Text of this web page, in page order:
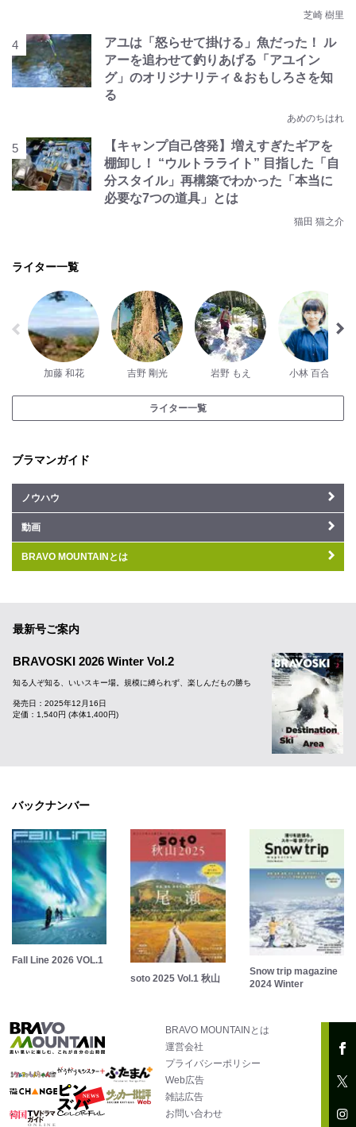
芝崎 樹里
アユは「怒らせて掛ける」魚だった！ ル
アーを追わせて釣りあげる「アユイン
グ」のオリジナリティ＆おもしろさを知
る
あめのちはれ
【キャンプ自己啓発】増えすぎたギアを
棚卸し！ “ウルトラライト” 目指した「自
分スタイル」再構築でわかった「本当に
必要な7つの道具」とは
猫田 猫之介
ライター一覧
加藤 和花 吉野 剛光 岩野 もえ 小林 百合子
ライター一覧
ブラマンガイド
ノウハウ
動画
BRAVO MOUNTAINとは
最新号ご案内
BRAVOSKI 2026 Winter Vol.2
知る人ぞ知る、いいスキー場。規模に縛られず、楽しんだもの勝ち
発売日：2025年12月16日
定価：1,540円 (本体1,400円)
バックナンバー
Fall Line 2026 VOL.1
soto 2025 Vol.1 秋山
Snow trip magazine
2024 Winter
BRAVO MOUNTAINとは
運営会社
プライバシーポリシー
Web広告
雑誌広告
お問い合わせ